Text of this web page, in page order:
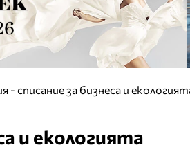
- списание за бизнеса и
и екологията